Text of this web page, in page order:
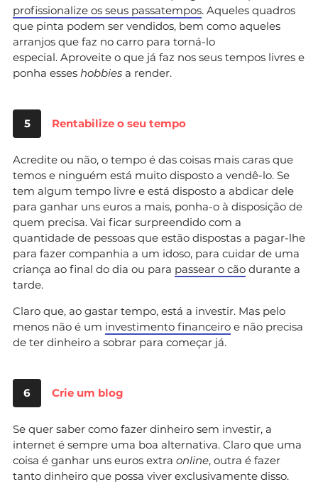
profissionalize os seus passatempos. Aqueles quadros
que pinta podem ser vendidos, bem como aqueles
arranjos que faz no carro para torná-lo
especial. Aproveite o que já faz nos seus tempos livres e
ponha esses hobbies a render.
5 Rentabilize o seu tempo
Acredite ou não, o tempo é das coisas mais caras que
temos e ninguém está muito disposto a vendê-lo. Se
tem algum tempo livre e está disposto a abdicar dele
para ganhar uns euros a mais, ponha-o à disposição de
quem precisa. Vai ficar surpreendido com a
quantidade de pessoas que estão dispostas a pagar-lhe
para fazer companhia a um idoso, para cuidar de uma
criança ao final do dia ou para passear o cão durante a
tarde.
Claro que, ao gastar tempo, está a investir. Mas pelo
menos não é um investimento financeiro e não precisa
de ter dinheiro a sobrar para começar já.
6 Crie um blog
Se quer saber como fazer dinheiro sem investir, a
internet é sempre uma boa alternativa. Claro que uma
coisa é ganhar uns euros extra online, outra é fazer
tanto dinheiro que possa viver exclusivamente disso.